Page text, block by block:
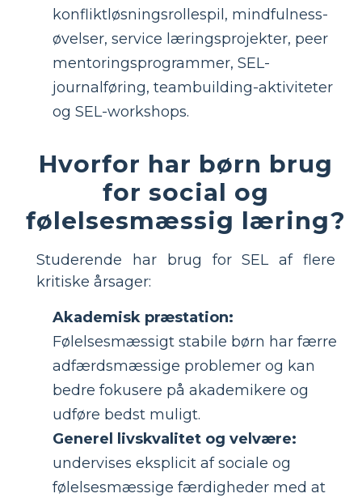
konfliktløsningsrollespil, mindfulness-
øvelser, service læringsprojekter, peer
mentoringsprogrammer, SEL-
journalføring, teambuilding-aktiviteter
og SEL-workshops.
Hvorfor har børn brug
for social og
følelsesmæssig læring?
Studerende har brug for SEL af flere
kritiske årsager:
Akademisk præstation:
Følelsesmæssigt stabile børn har færre
adfærdsmæssige problemer og kan
bedre fokusere på akademikere og
udføre bedst muligt.
Generel livskvalitet og velvære:
undervises eksplicit af sociale og
følelsesmæssige færdigheder med at